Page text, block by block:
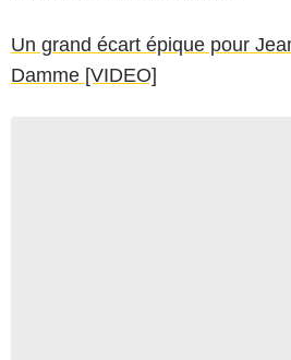
Un grand écart épique pour
Damme [VIDEO]